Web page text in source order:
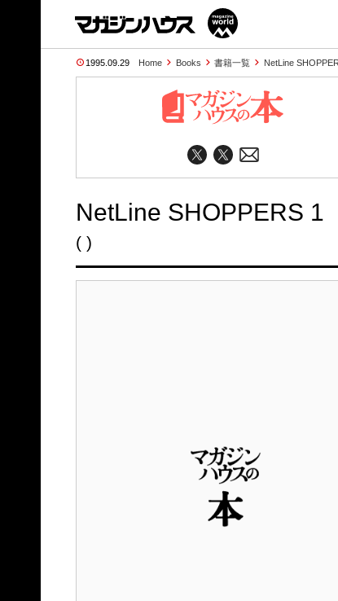
1995.09.29 Home Books 書籍一覧 NetLine
NetLine SHOPPERS 1
( )